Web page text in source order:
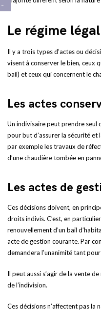
Le régime
Il y a trois types d’actes ou
visent à conserver le bien, ceux
bail) et ceux qui concernent le
Les actes
Un indivisaire peut prendre seul
pour but d’assurer la sécurité et
par exemple les travaux de
d’une chaudière tombée en
Les actes de
Ces décisions doivent, en
droits indivis. C’est, en
renouvellement d’un bail
acte de gestion courante. Par
demandera l’unanimité tant
Il peut aussi s’agir de la vente
de l’indivision.
Ces décisions n’affectent pas la